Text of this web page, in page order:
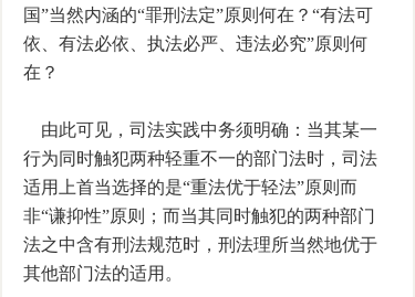
国”当然内涵的“罪刑法定”原则何在？“有法可
依、有法必依、执法必严、违法必究”原则何
在？
由此可见，司法实践中务须明确：当其某一
行为同时触犯两种轻重不一的部门法时，司法
适用上首当选择的是“重法优于轻法”原则而
非“谦抑性”原则；而当其同时触犯的两种部门
法之中含有刑法规范时，刑法理所当然地优于
其他部门法的适用。